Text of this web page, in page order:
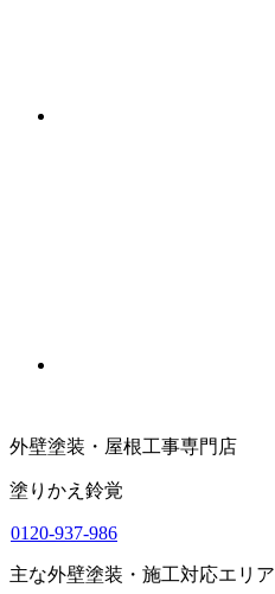
外壁塗装・屋根工事専門店
塗りかえ鈴覚
0120-937-986
主な外壁塗装・施工対応エリア